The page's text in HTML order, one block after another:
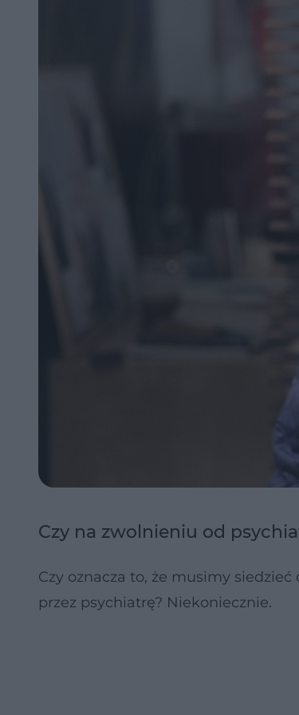
Czy na zwolnieniu od
Czy oznacza to, że musimy
przez psychiatrę? Niekoniecznie.